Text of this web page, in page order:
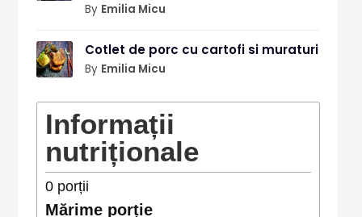
By Emilia Micu
Cotlet de porc cu cartofi si muraturi
By Emilia Micu
Informații
nutriționale
0porții
Mărime porție